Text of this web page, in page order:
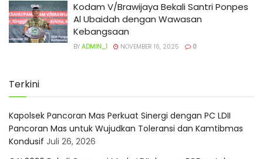
Kodam V/Brawijaya Bekali Santri Ponpes
Al Ubaidah dengan Wawasan
Kebangsaan
BY ADMIN_1 NOVEMBER 16, 2025 0
Terkini
Kapolsek Pancoran Mas Perkuat Sinergi dengan PC LDII
Pancoran Mas untuk Wujudkan Toleransi dan Kamtibmas
Kondusif Juli 26, 2026